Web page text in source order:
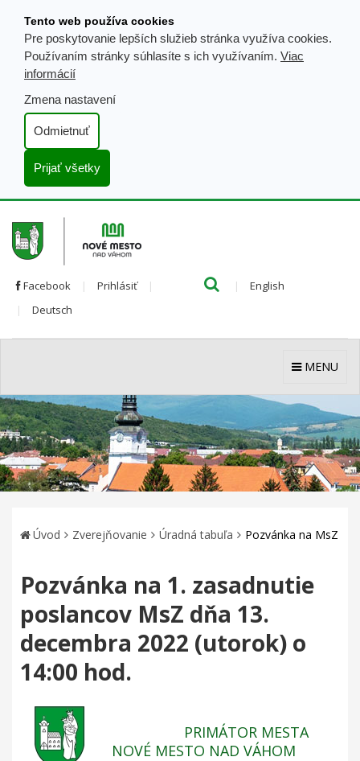
obsahu
Tento web používa cookies
Pre poskytovanie lepších služieb stránka využíva cookies.
Používaním stránky súhlasíte s ich využívaním. Viac
informácií
Zmena nastavení
Odmietnuť
Prijať všetky
Facebook Prihlásiť English
Deutsch
MENU
Úvod Zverejňovanie Úradná tabuľa Pozvánka na MsZ
Pozvánka na 1. zasadnutie
poslancov MsZ dňa 13.
decembra 2022 (utorok) o
14:00 hod.
PRIMÁTOR MESTA
NOVÉ MESTO NAD VÁHOM